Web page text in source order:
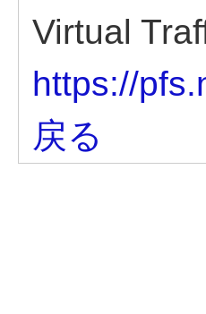
Virtual
https://
戻る